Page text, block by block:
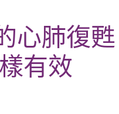
心肺復甦
有效